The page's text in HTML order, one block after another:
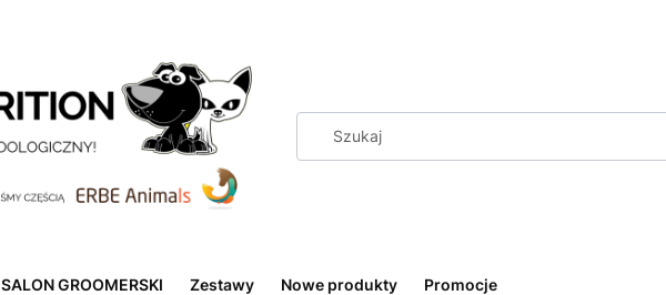
SALON GROOMERSKI Zestawy Nowe produkty Promocje